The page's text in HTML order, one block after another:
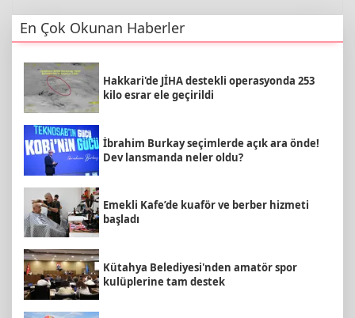
En Çok Okunan Haberler
Hakkari'de JİHA destekli operasyonda 253
kilo esrar ele geçirildi
İbrahim Burkay seçimlerde açık ara önde!
Dev lansmanda neler oldu?
Emekli Kafe’de kuaför ve berber hizmeti
başladı
Kütahya Belediyesi'nden amatör spor
kulüplerine tam destek